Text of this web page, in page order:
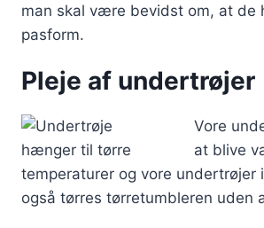
man skal være bevidst om, at de
pasform.
Pleje af undertrøjer
Vore
at blive
temperaturer og vore undertrøjer
også tørres tørretumbleren uden